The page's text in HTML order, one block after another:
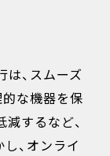
、スムーズ
的な機器を保
するなど、
、オンライ